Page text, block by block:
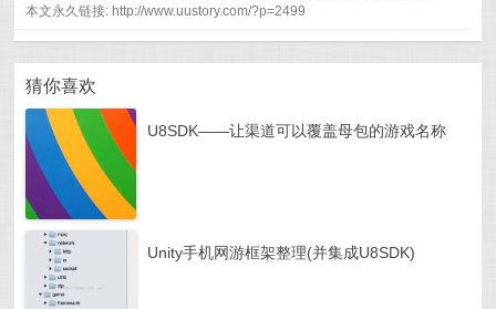
本文永久链接: http://www.uustory.com/?p=2499
猜你喜欢
U8SDK——让渠道可以覆盖母包的游戏名称
Unity手机网游框架整理(并集成U8SDK)